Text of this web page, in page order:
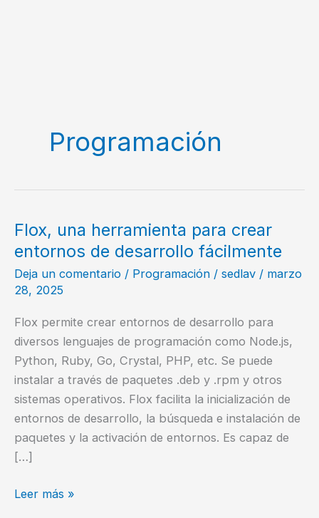
Programación
Flox, una herramienta para crear
entornos de desarrollo fácilmente
Deja un comentario / Programación / sedlav / marzo
28, 2025
Flox permite crear entornos de desarrollo para
diversos lenguajes de programación como Node.js,
Python, Ruby, Go, Crystal, PHP, etc. Se puede
instalar a través de paquetes .deb y .rpm y otros
sistemas operativos. Flox facilita la inicialización de
entornos de desarrollo, la búsqueda e instalación de
paquetes y la activación de entornos. Es capaz de
[…]
Flox,
Leer más »